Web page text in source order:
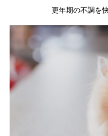
更年期の不調を